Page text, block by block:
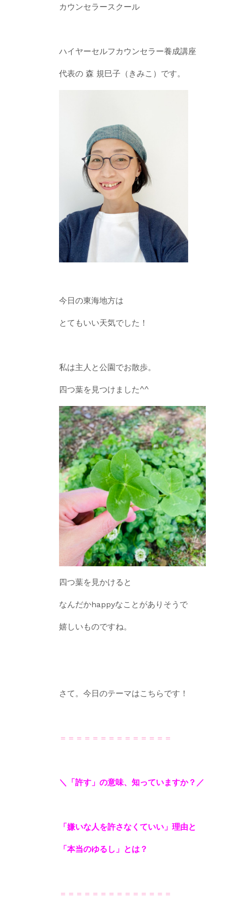
カウンセラースクール
ハイヤーセルフカウンセラー養成講座
代表の 森 規巳子（きみこ）です。
今日の東海地方は
とてもいい天気でした！
私は主人と公園でお散歩。
四つ葉を見つけました^^
四つ葉を見かけると
なんだかhappyなことがありそうで
嬉しいものですね。
さて。今日のテーマはこちらです！
＝＝＝＝＝＝＝＝＝＝＝＝＝＝
＼「許す」の意味、知っていますか？／
「嫌いな人を許さなくていい」理由と
「本当のゆるし」とは？
＝＝＝＝＝＝＝＝＝＝＝＝＝＝